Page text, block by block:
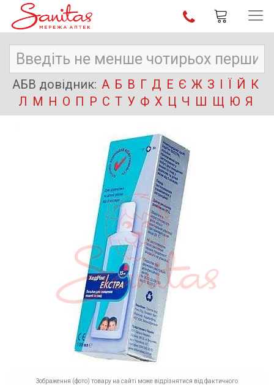
АБВ довідник: А Б В Г Д Е Є Ж З І Ї Й К
Л М Н О П Р С Т У Ф Х Ц Ч Ш Щ Ю Я
Зображення (фото) товару на сайті може відрізнятися від фактичного